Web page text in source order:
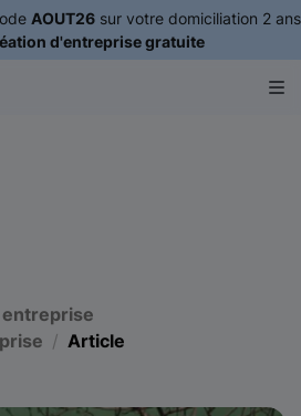
AOUT26 sur votre domiciliation 2 ans
d'entreprise gratuite
Article